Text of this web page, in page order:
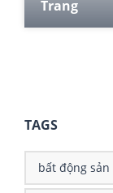
Trang
TAGS
bất động sản